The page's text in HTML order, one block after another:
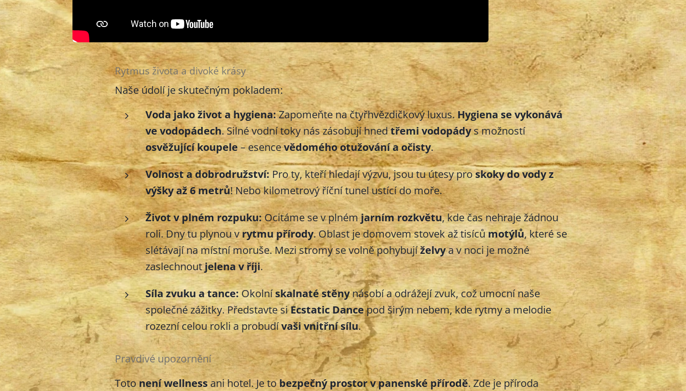
Rytmus života a divoké krásy
Naše údolí je skutečným pokladem:
Voda jako život a hygiena:Zapomeňte na čtyřhvězdičkový luxus.Hygiena se vykonává
ve vodopádech. Silné vodní toky nás zásobují hnedtřemi vodopádys možností
osvěžující koupele – esencevědomého otužování a očisty.
Volnost a dobrodružství: Pro ty, kteří hledají výzvu, jsou tu útesy proskoky do vody z
výšky až 6 metrů! Nebo kilometrový říční tunel ustící do moře.
Život v plném rozpuku:Ocitáme se v plnémjarním rozkvětu, kde čas nehraje žádnou
roli. Dny tu plynou vrytmu přírody. Oblast je domovem stovek až tisícůmotýlů, které se
slétávají na místní moruše. Mezi stromy se volně pohybujíželvya v noci je možné
zaslechnoutjelena v říji.
Síla zvuku a tance:Okolnískalnaté stěnynásobí a odrážejí zvuk, což umocní naše
společné zážitky. Představte siEcstatic Dancepod širým nebem, kde rytmy a melodie
rozezní celou rokli a probudívaši vnitřní sílu.
Pravdivé upozornění
Toto není wellnessani hotel. Je tobezpečný prostor v panenské přírodě. Zde je příroda